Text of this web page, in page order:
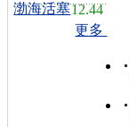
渤海活塞12.44
更多